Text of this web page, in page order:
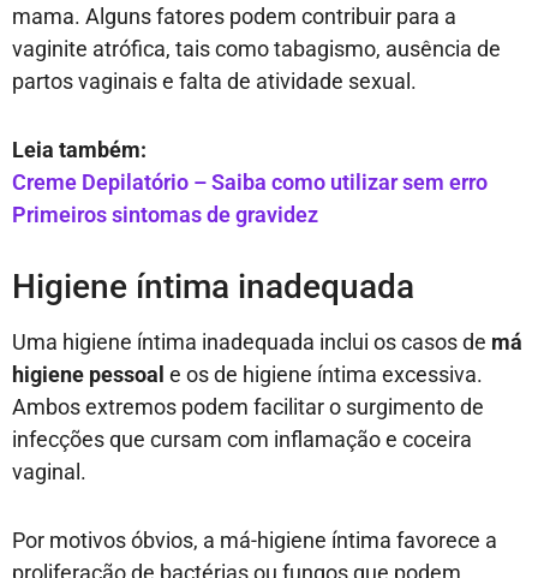
mama. Alguns fatores podem contribuir para a
vaginite atrófica, tais como tabagismo, ausência de
partos vaginais e falta de atividade sexual.
Leia também:
Creme Depilatório – Saiba como utilizar sem erro
Primeiros sintomas de gravidez
Higiene íntima inadequada
Uma higiene íntima inadequada inclui os casos de má
higiene pessoal e os de higiene íntima excessiva.
Ambos extremos podem facilitar o surgimento de
infecções que cursam com inflamação e coceira
vaginal.
Por motivos óbvios, a má-higiene íntima favorece a
proliferação de bactérias ou fungos que podem